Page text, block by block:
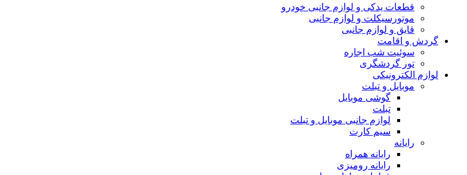
قطعات یدکی و لوازم جانبی خودرو
موتورسیکلت و لوازم جانبی
قایق و لوازم جانبی
گردش و اقامت
سوئیت شب اجاره
تور گردشگری
لوازم الکترونیکی
موبایل و تبلت
گوشی موبایل
تبلت
لوازم جانبی موبایل و تبلت
سیم کارت
رایانه
رایانه همراه
رایانه رومیزی